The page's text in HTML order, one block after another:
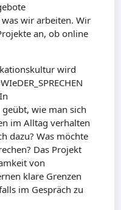
wir arbeiten. Wir
an, ob online
wird
wie man sich
im Alltag verhalten
dazu? Was möchte
Das Projekt
von
klare Grenzen
im Gespräch zu